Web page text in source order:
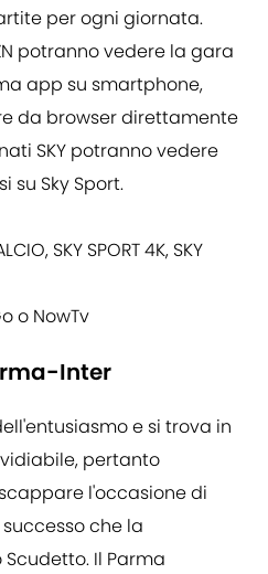
per ogni giornata.
potranno vedere la gara
app su smartphone,
da browser direttamente
SKY potranno vedere
su Sky Sport.
SKY SPORT 4K, SKY
o NowTv
Inter
e si trova in
pertanto
l'occasione di
che la
Il Parma